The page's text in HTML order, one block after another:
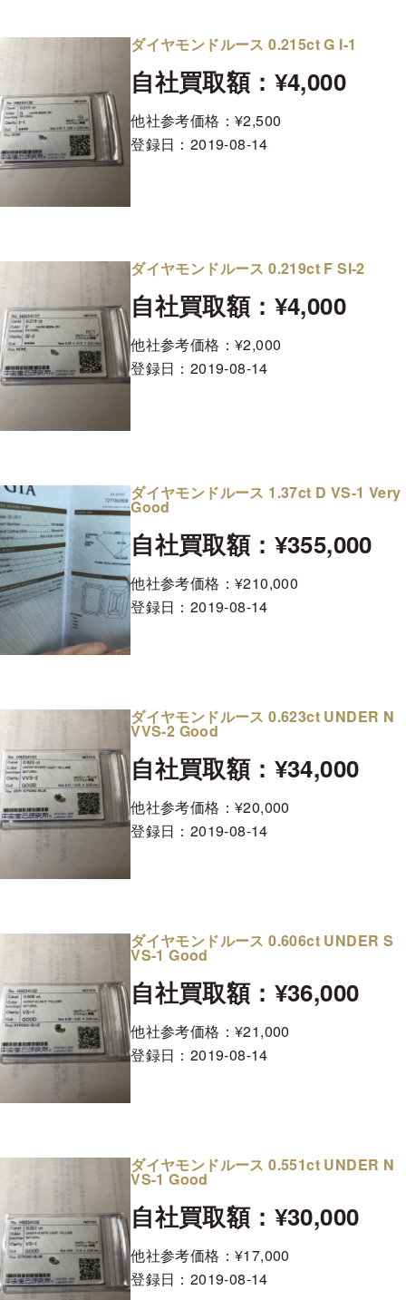
ダイヤモンドルース 0.215ct G I-1
自社買取額：¥4,000
他社参考価格：¥2,500
登録日： 2019-08-14
ダイヤモンドルース 0.219ct F SI-2
自社買取額：¥4,000
他社参考価格：¥2,000
登録日： 2019-08-14
ダイヤモンドルース 1.37ct D VS-1 Very
Good
自社買取額：¥355,000
他社参考価格：¥210,000
登録日： 2019-08-14
ダイヤモンドルース 0.623ct UNDER N
VVS-2 Good
自社買取額：¥34,000
他社参考価格：¥20,000
登録日： 2019-08-14
ダイヤモンドルース 0.606ct UNDER S
VS-1 Good
自社買取額：¥36,000
他社参考価格：¥21,000
登録日： 2019-08-14
ダイヤモンドルース 0.551ct UNDER N
VS-1 Good
自社買取額：¥30,000
他社参考価格：¥17,000
登録日： 2019-08-14